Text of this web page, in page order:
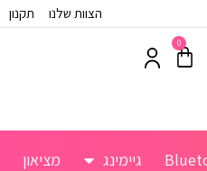
הצוות שלנו תקנון
0
גיימינג מציאון